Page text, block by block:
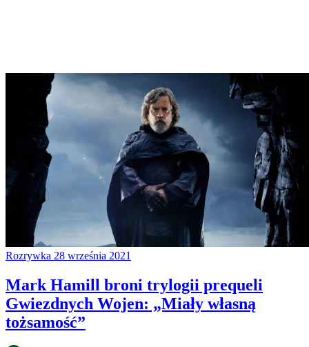
Rozrywka 28 września 2021
Mark Hamill broni trylogii prequeli
Gwiezdnych Wojen: „Miały własną
tożsamość”